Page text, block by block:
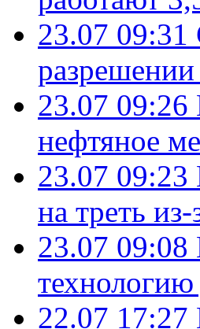
23.07 09:31
23.07 09:26
нефтяное
23.07 09:23
на треть
23.07 09:08
22.07 17:27